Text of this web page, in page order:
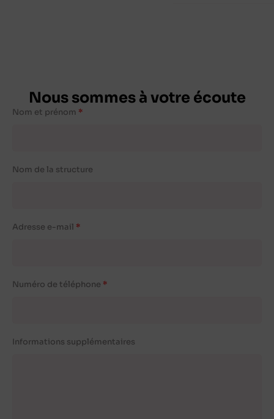
Nous sommes à votre écoute
Nom et prénom
Nom de la structure
Adresse e-mail
Numéro de téléphone
Informations supplémentaires